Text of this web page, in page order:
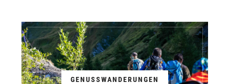
GENUSSWANDERUNGEN